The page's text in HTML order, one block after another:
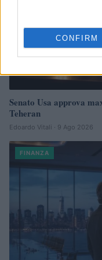
CONFIRM
Senato Usa approva
Teheran
Edoardo Vitali · 9 Ago 2026
FINANZA